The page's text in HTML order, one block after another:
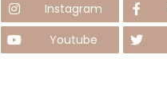
Instagram
Youtube